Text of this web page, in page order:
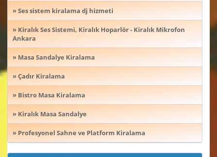
» Ses sistem kiralama dj hizmeti
» Kiralık Ses Sistemi, Kiralık Hoparlör - Kiralık Mikrofon
Ankara
» Masa Sandalye Kiralama
» Çadır Kiralama
» Bistro Masa Kiralama
» Kiralık Masa Sandalye
» Profesyonel Sahne ve Platform Kiralama